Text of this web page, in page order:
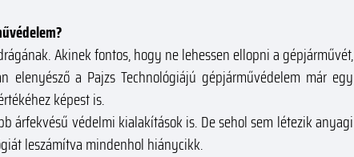
Akinek fontos, hogy ne lehessen ellopni a gépjárművét,
elenyésző a Pajzs Technológiájú gépjárművédelem már egy
képest is.
árfekvésű védelmi kialakítások is. De sehol sem létezik anyagi
leszámítva mindenhol hiánycikk.